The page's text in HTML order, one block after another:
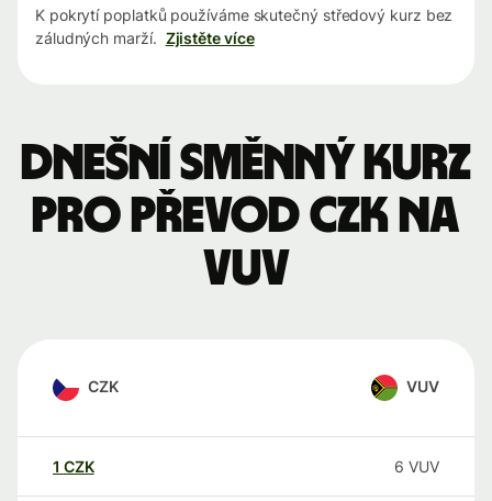
K pokrytí poplatků používáme skutečný středový kurz bez
záludných marží. Zjistěte více
Dnešní směnný kurz
pro převod CZK na
VUV
CZK VUV
1 CZK 6 VUV